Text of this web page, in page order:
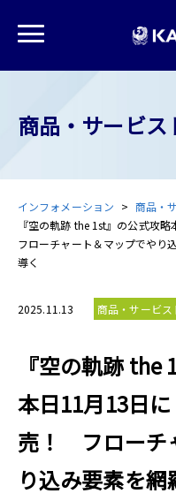
商品・サービス
インフォメーション
商品・
『空の軌跡 the 1st』の公式攻
フローチャート＆マップでやり
導く
2025.11.13 商品・サービス
『空の軌跡
本日11月13日
売！ フローチ
り込み要素を